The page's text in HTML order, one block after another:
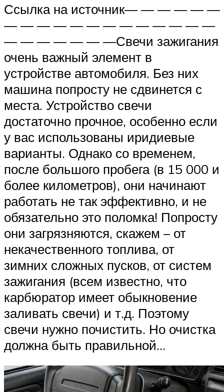
Ссылка на источник— — — — — —
— — — — — — — — — — — — —
— — — — — — —Свечи зажигания
очень важный элемент в
устройстве автомобиля. Без них
машина попросту не сдвинется с
места. Устройство свечи
достаточно прочное, особенно если
у вас использованы иридиевые
варианты. Однако со временем,
после большого пробега (в 15 000 и
более километров), они начинают
работать не так эффективно, и не
обязательно это поломка! Попросту
они загрязняются, скажем – от
некачественного топлива, от
зимних сложных пусков, от систем
зажигания (всем известно, что
карбюратор имеет обыкновение
заливать свечи) и т.д. Поэтому
свечи нужно почистить. Но очистка
должна быть правильной…